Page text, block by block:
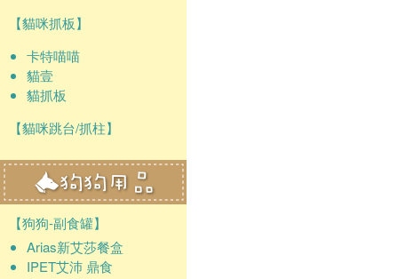
【貓咪抓板】
卡特喵喵
貓壹
貓抓板
【貓咪跳台/抓柱】
【狗狗-副食罐】
Arias新艾莎餐盒
IPET艾沛 鼎食